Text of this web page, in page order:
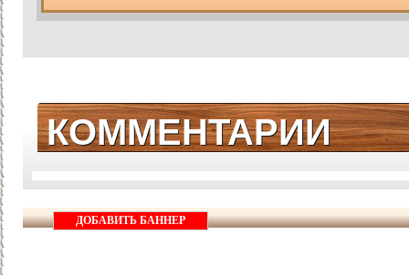
КОММЕНТАРИИ
ДОБАВИТЬ БАННЕР